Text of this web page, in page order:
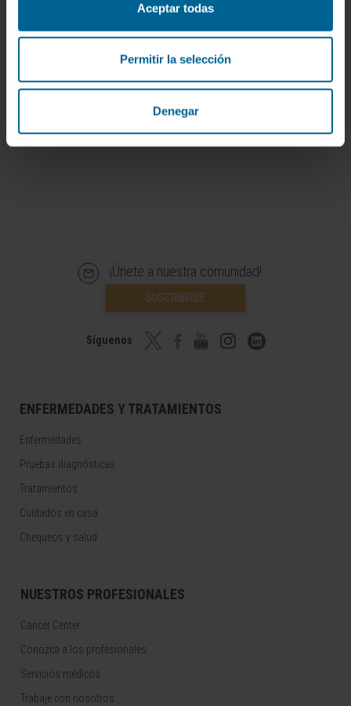
Aceptar todas
Permitir la selección
Denegar
Ayuda en la formación de dientes y huesos
conseguir una buena coagulación.
¡Únete a nuestra comunidad!
SUSCRIBIRSE
Síguenos
ENFERMEDADES Y TRATAMIENTOS
Enfermedades
Pruebas diagnósticas
Tratamientos
Cuidados en casa
Chequeos y salud
NUESTROS PROFESIONALES
Cancer Center
Conozca a los profesionales
Servicios médicos
Trabaje con nosotros